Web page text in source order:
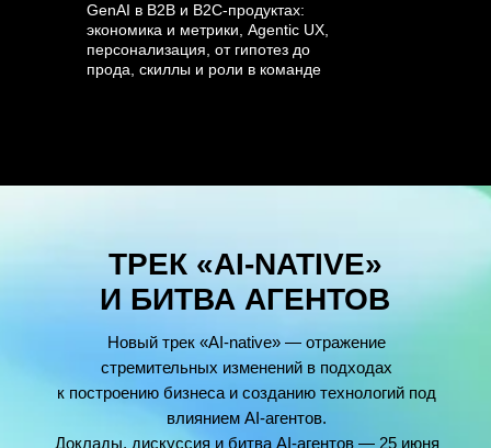
GenAI в B2B и B2C-продуктах:
экономика и метрики, Agentic UX,
персонализация, от гипотез до
прода, скиллы и роли в команде